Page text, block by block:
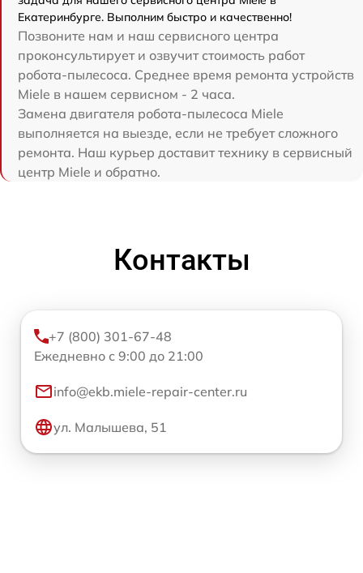
Екатеринбурге. Выполним быстро и качественно!
Позвоните нам и наш сервисного центра
проконсультирует и озвучит стоимость работ
робота-пылесоса. Среднее время ремонта устройств
Miele в нашем сервисном - 2 часа.
Замена двигателя робота-пылесоса Miele
выполняется на выезде, если не требует сложного
ремонта. Наш курьер доставит технику в сервисный
центр Miele и обратно.
Контакты
+7 (800) 301-67-48
Ежедневно с 9:00 до 21:00
info@ekb.miele-repair-center.ru
ул. Малышева, 51